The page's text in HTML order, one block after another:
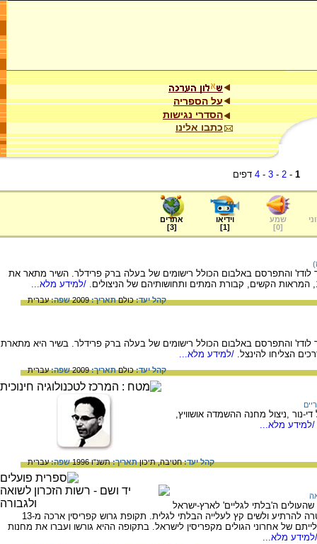
על הספריה
הסדרי נגישות
כתבו אלינו
1
-
2
-
3
-
4 דפים
שמע
[
0
]
וידיאו
[
1
]
אתרים
[
3
]
לודז' והתפרסם באלבום הכולל רישומים של בעלה ברק פרידלר. השיר מתאר את
/למידע מלא...
קהל יעד:כולםתאריך:2009 שפה:עברית
לודז' והתפרסם באלבום הכולל רישומים של בעלה ברק פרידלר. בשיר היא מתארת
הצליחו להינצל. /למידע מלא...
קהל יעד:כולםתאריך:2009 שפה:עברית
נור ,ניצול מחנה ההשמדה אושוויץ,
/למידע מלא...
קהל יעד:חטיבה,תיכוןתאריך:תשנ"ו 1996 שפה:עברית
שהעולים ה'בלתי לגליים' לארץ-ישראל
יגורשו לקפריסין ויושמו שם במעצר, וזאת במטרה להרתיע ולשים קץ לעלייה הבלתי לגלית. תקופת גרוש קפריסין ארכה מ-13
עד 10 בפברואר 1949, עם עלייתם של אחרוני הגולים מקפריסין לישראל. בתקופה ההיא גורשו ועברו את מחנות
מלא...